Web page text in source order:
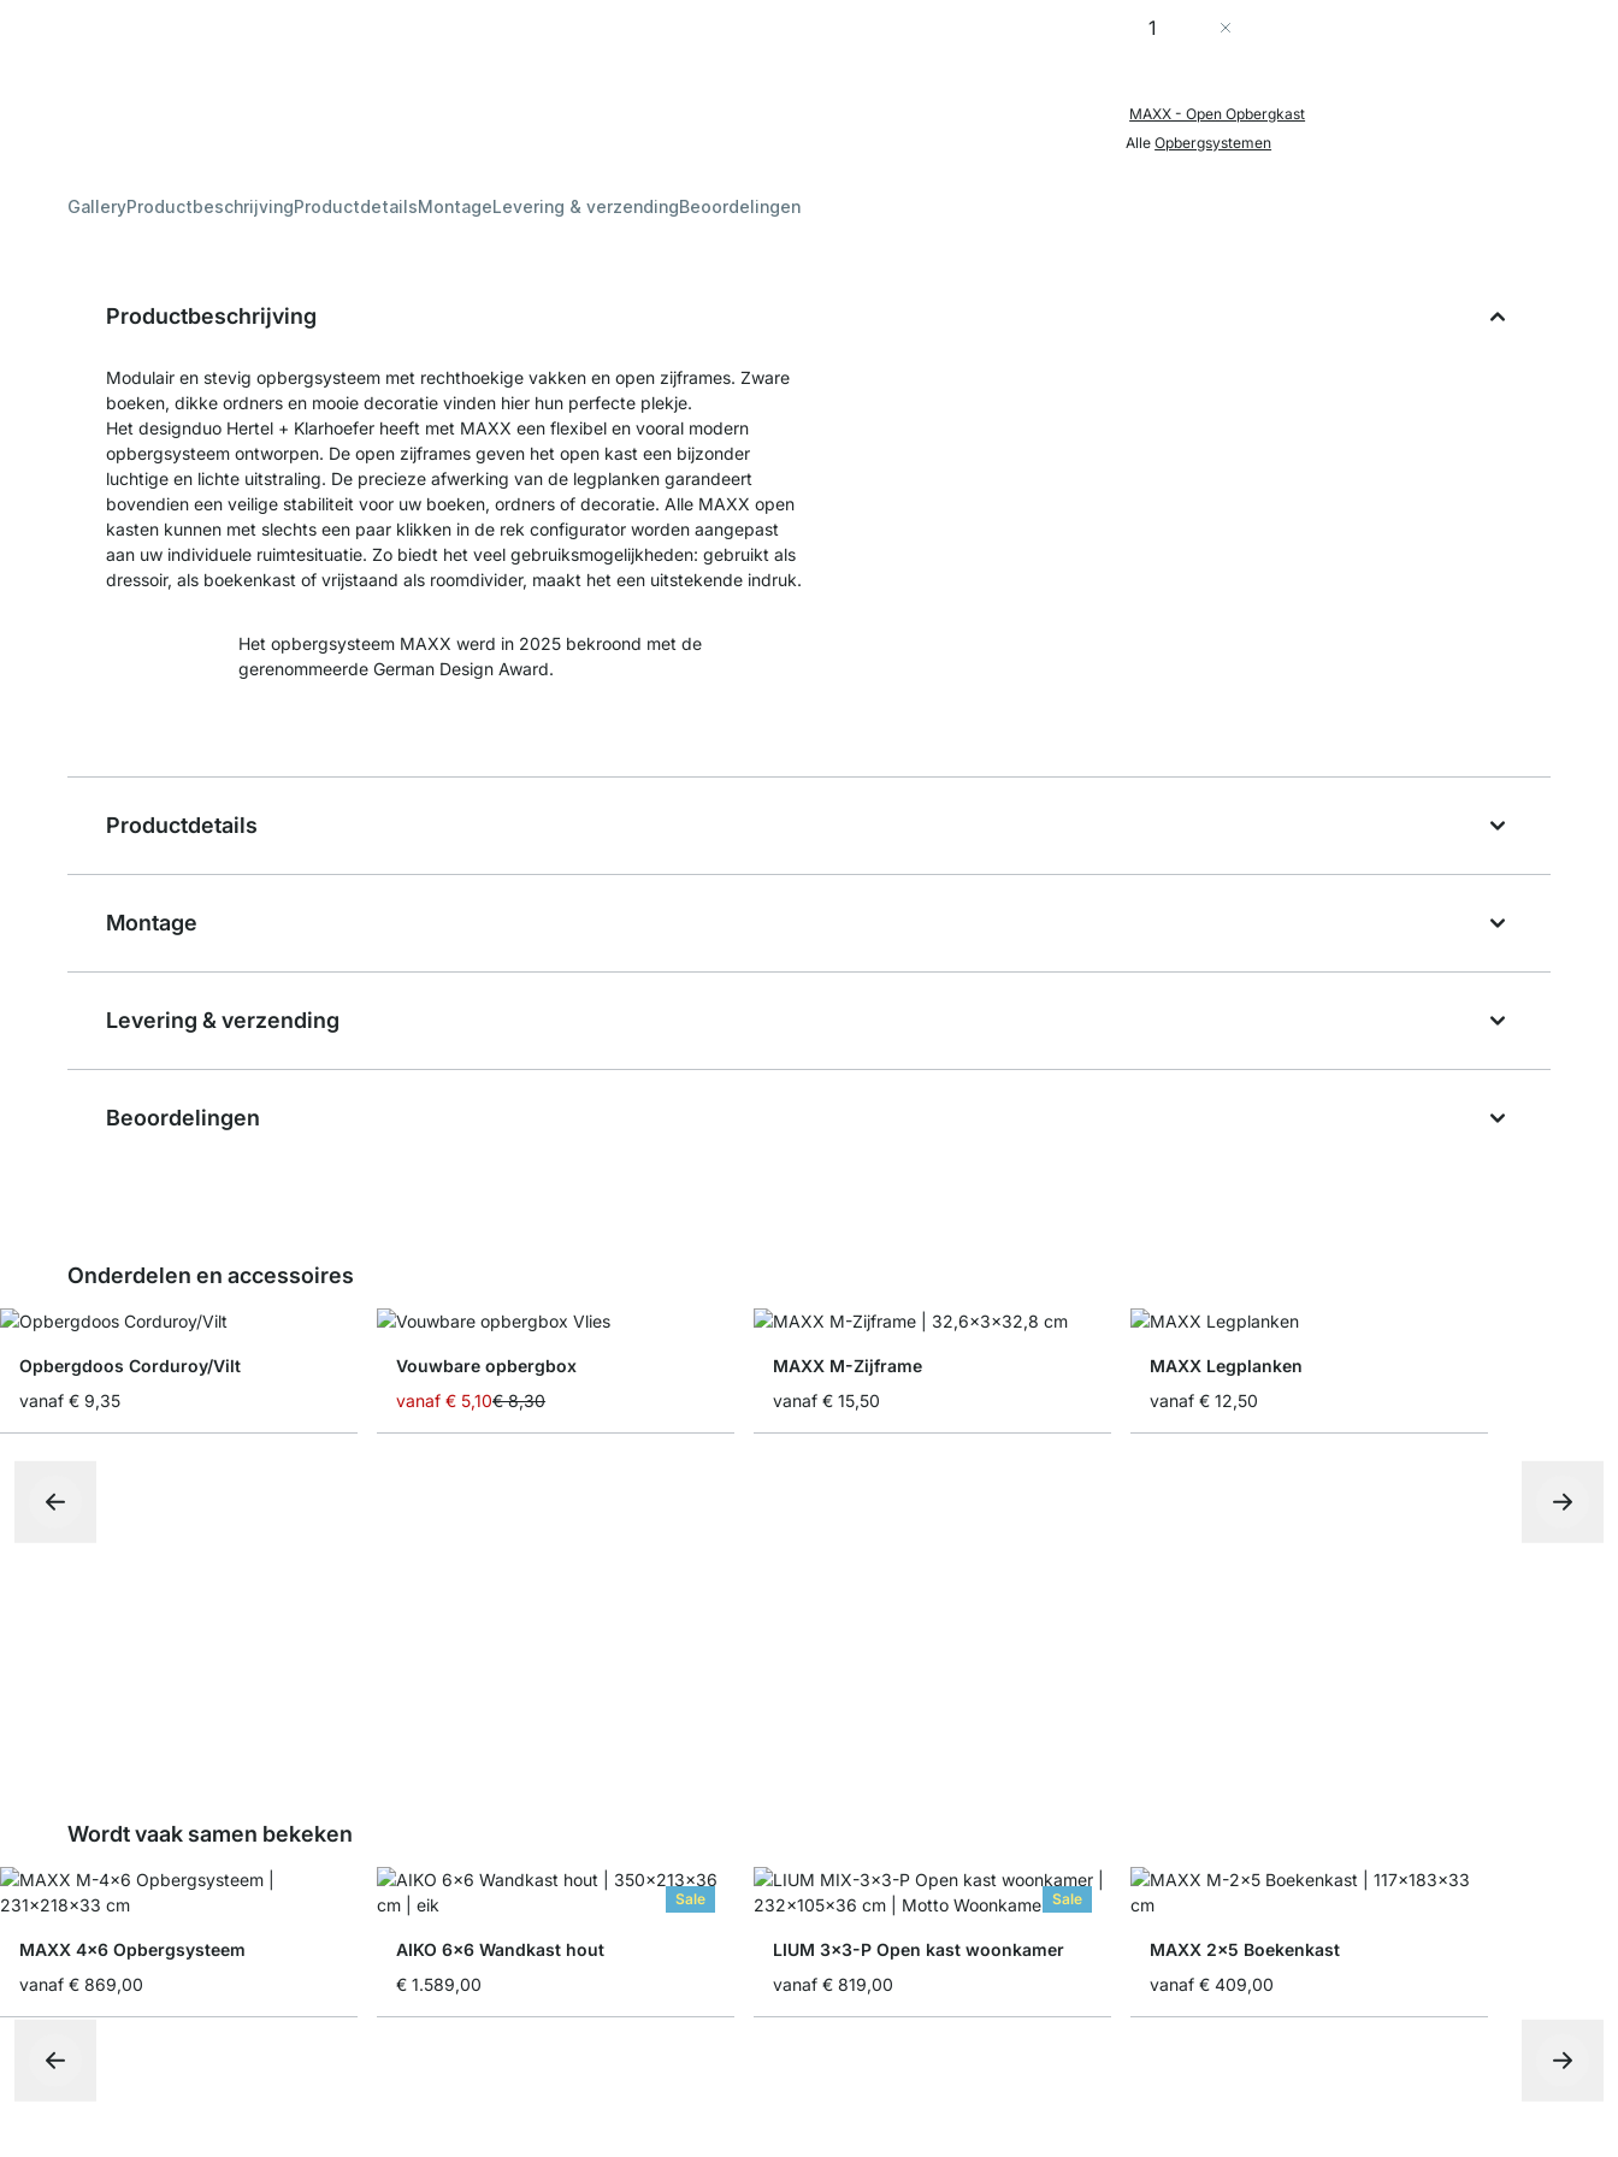
Aantal
MAXX - Open Opbergkast
AlleOpbergsystemen
GalleryProductbeschrijvingProductdetailsMontageLevering & verzendingBeoordelingen
Productbeschrijving
Modulair en stevig opbergsysteem met rechthoekige vakken en open zijframes. Zware
boeken, dikke ordners en mooie decoratie vinden hier hun perfecte plekje.
Het designduo Hertel + Klarhoefer heeft met MAXX een flexibel en vooral modern
opbergsysteem ontworpen. De open zijframes geven het open kast een bijzonder
luchtige en lichte uitstraling. De precieze afwerking van de legplanken garandeert
bovendien een veilige stabiliteit voor uw boeken, ordners of decoratie. Alle MAXX open
kasten kunnen met slechts een paar klikken in de rek configurator worden aangepast
aan uw individuele ruimtesituatie. Zo biedt het veel gebruiksmogelijkheden: gebruikt als
dressoir, als boekenkast of vrijstaand als roomdivider, maakt het een uitstekende indruk.
Het opbergsysteem MAXX werd in 2025 bekroond met de
gerenommeerde German Design Award.
Productdetails
Montage
Levering & verzending
Beoordelingen
Onderdelen en accessoires
Opbergdoos Corduroy/Vilt
vanaf € 9,35
Vouwbare opbergbox
vanaf € 5,10€ 8,30
MAXX M-Zijframe
vanaf € 15,50
MAXX Legplanken
vanaf € 12,50
Wordt vaak samen bekeken
MAXX 4x6 Opbergsysteem
vanaf € 869,00
Sale
AIKO 6x6 Wandkast hout
€ 1.589,00
Sale
LIUM 3x3-P Open kast woonkamer
vanaf € 819,00
MAXX 2x5 Boekenkast
vanaf € 409,00